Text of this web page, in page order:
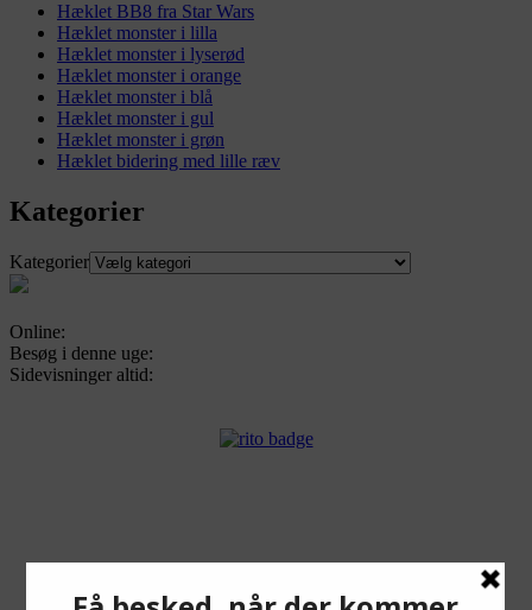
Hæklet BB8 fra Star Wars
Hæklet monster i lilla
Hæklet monster i lyserød
Hæklet monster i orange
Hæklet monster i blå
Hæklet monster i gul
Hæklet monster i grøn
Hæklet bidering med lille ræv
Kategorier
Kategorier
Online:
Besøg i denne uge:
Sidevisninger altid: